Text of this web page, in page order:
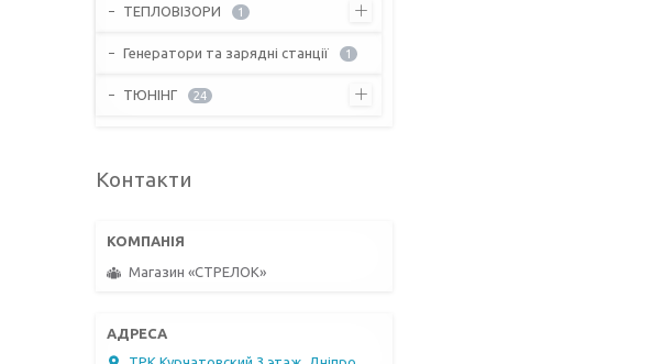
ТЕПЛОВІЗОРИ 1
Генератори та зарядні станції 1
ТЮНІНГ 24
Контакти
Магазин «СТРЕЛОК»